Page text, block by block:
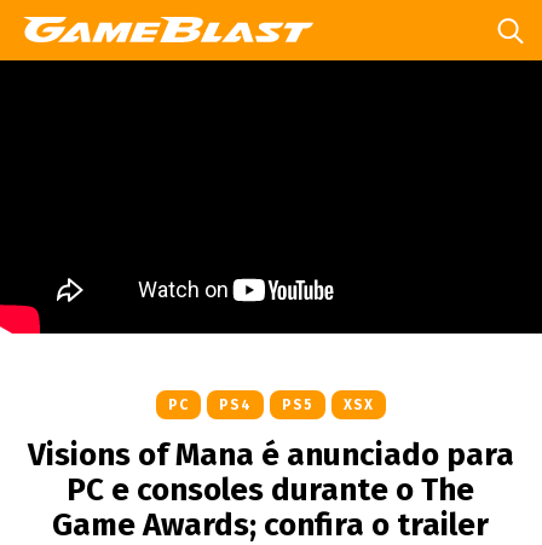
PC PS4 PS5 XSX
Visions of Mana é anunciado para
PC e consoles durante o The
Game Awards; confira o trailer